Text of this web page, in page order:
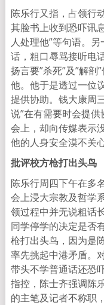
陈乐行又指，占领行
其脸书上收到恐吓讯
人处理他”等句语。
话，粗口辱骂接听电
扬言要”杀死”及”解
他。他于是透过一位
提供协助。钱大康周
说”在有需要时会提
会上，却向传媒表示
他的人身安全漠不关
批评校方枪打出头鸟
陈乐行周四下午在多
会上浸大宗教及哲学
领过程中并无说粗话
同学停学的决定是否
枪打出头鸟，因为是
率先挑起中港矛盾。
带头不学普通话还恐
指控，陈士齐强调陈
的主笔及记者不称职